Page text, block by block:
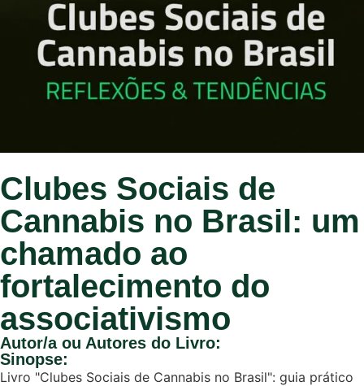
Clubes Sociais de
Cannabis no Brasil: um
chamado ao
fortalecimento do
associativismo
Autor/a ou Autores do Livro:
Sinopse:
Livro "Clubes Sociais de Cannabis no Brasil": guia prático